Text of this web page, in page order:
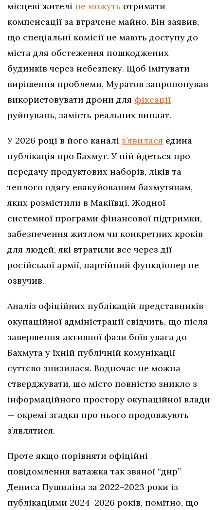
місцеві жителі не можуть отримати
компенсації за втрачене майно. Він заявив,
що спеціальні комісії не мають доступу до
міста для обстеження пошкоджених
будинків через небезпеку. Щоб імітувати
вирішення проблеми, Муратов запропонував
використовувати дрони для фіксації
руйнувань, замість реальних виплат.
У 2026 році в його каналі з’явилася єдина
публікація про Бахмут. У ній йдеться про
передачу продуктових наборів, ліків та
теплого одягу евакуйованим бахмутянам,
яких розмістили в Макіївці. Жодної
системної програми фінансової підтримки,
забезпечення житлом чи конкретних кроків
для людей, які втратили все через дії
російської армії, партійний функціонер не
озвучив.
Аналіз офіційних публікацій представників
окупаційної адміністрації свідчить, що після
завершення активної фази боїв увага до
Бахмута у їхній публічній комунікації
суттєво знизилася. Водночас не можна
стверджувати, що місто повністю зникло з
інформаційного простору окупаційної влади
— окремі згадки про нього продовжують
з’являтися.
Проте якщо порівняти офіційні
повідомлення ватажка так званої “днр”
Дениса Пушиліна за 2022–2023 роки із
публікаціями 2024–2026 років, помітно, що